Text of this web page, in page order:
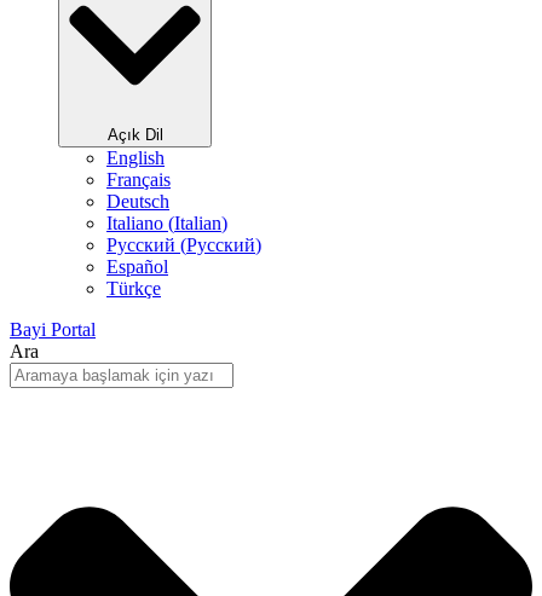
Açık Dil
English
Français
Deutsch
Italiano (Italian)
Русский (Pусский)
Español
Türkçe
Bayi Portal
Ara